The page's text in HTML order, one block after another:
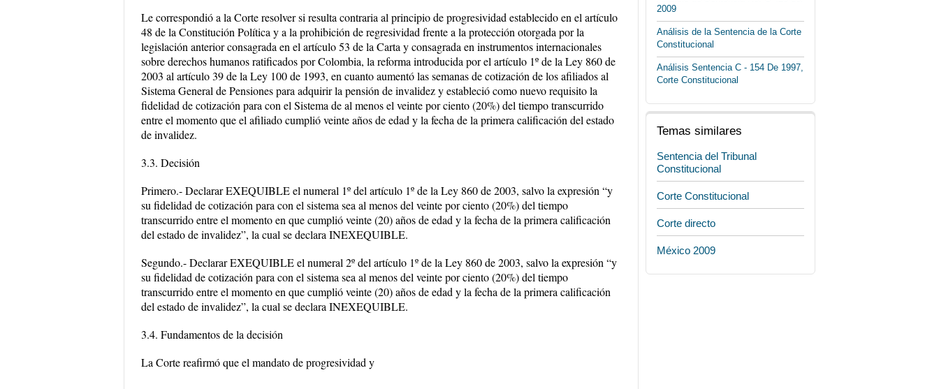
Le correspondió a la Corte resolver si resulta contraria al principio de progresividad establecido en el artículo
48 de la Constitución Política y a la prohibición de regresividad frente a la protección otorgada por la
legislación anterior consagrada en el artículo 53 de la Carta y consagrada en instrumentos internacionales
sobre derechos humanos ratificados por Colombia, la reforma introducida por el artículo 1º de la Ley 860 de
2003 al artículo 39 de la Ley 100 de 1993, en cuanto aumentó las semanas de cotización de los afiliados al
Sistema General de Pensiones para adquirir la pensión de invalidez y estableció como nuevo requisito la
fidelidad de cotización para con el Sistema de al menos el veinte por ciento (20%) del tiempo transcurrido
entre el momento que el afiliado cumplió veinte años de edad y la fecha de la primera calificación del estado
de invalidez.
3.3. Decisión
Primero.- Declarar EXEQUIBLE el numeral 1º del artículo 1º de la Ley 860 de 2003, salvo la expresión “y
su fidelidad de cotización para con el sistema sea al menos del veinte por ciento (20%) del tiempo
transcurrido entre el momento en que cumplió veinte (20) años de edad y la fecha de la primera calificación
del estado de invalidez”, la cual se declara INEXEQUIBLE.
Segundo.- Declarar EXEQUIBLE el numeral 2º del artículo 1º de la Ley 860 de 2003, salvo la expresión “y
su fidelidad de cotización para con el sistema sea al menos del veinte por ciento (20%) del tiempo
transcurrido entre el momento en que cumplió veinte (20) años de edad y la fecha de la primera calificación
del estado de invalidez”, la cual se declara INEXEQUIBLE.
3.4. Fundamentos de la decisión
La Corte reafirmó que el mandato de progresividad y
2009
Análisis de la Sentencia de la Corte
Constitucional
Análisis Sentencia C - 154 De 1997,
Corte Constitucional
Temas similares
Sentencia del Tribunal
Constitucional
Corte Constitucional
Corte directo
México 2009